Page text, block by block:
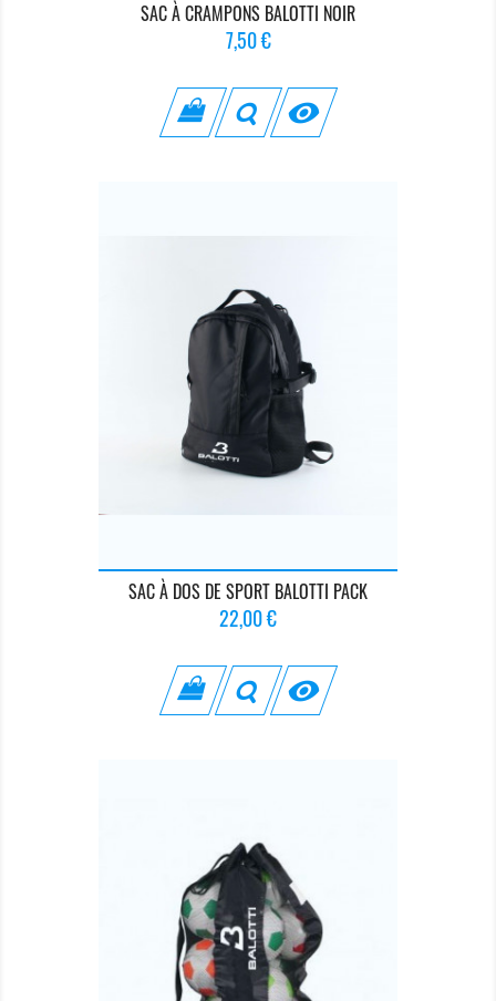
SAC À CRAMPONS BALOTTI NOIR
Prix
7,50 €

SAC À DOS DE SPORT BALOTTI PACK
Prix
22,00 €
